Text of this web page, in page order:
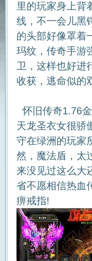
里的玩家身上背
线，不一会儿黑
的头部好像罩着
玛纹，传奇手
卫，这样也好进
收获，逃命似的
怀旧传奇1.76
天龙圣衣女很骄
守在绿洲的玩家
然，魔法盾，太
来没见过这么大
省不愿相信热血
痹戒指!